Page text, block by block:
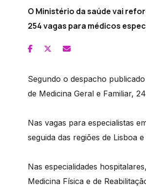
O Ministério da saúde vai
254 vagas para médicos
Segundo o despacho
de Medicina Geral e Familiar,
Nas vagas para especialistas
seguida das regiões de Lisboa
Nas especialidades
Medicina Física e de